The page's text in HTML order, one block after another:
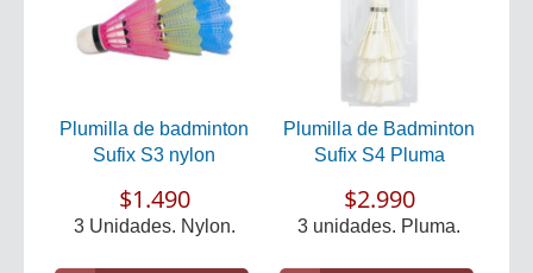
Plumilla de badminton
Sufix S3 nylon
$1.490
3 Unidades. Nylon.
Plumilla de Badminton
Sufix S4 Pluma
$2.990
3 unidades. Pluma.